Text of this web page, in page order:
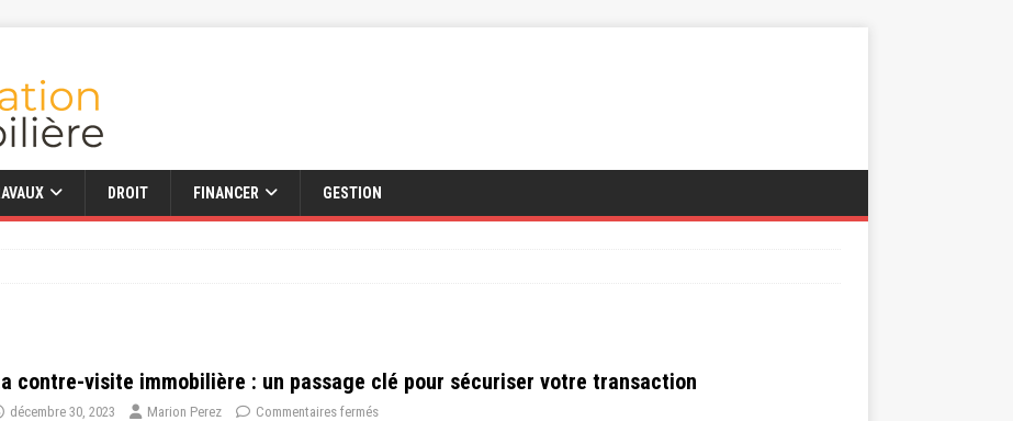
DROIT FINANCER GESTION
contre-visite immobilière : un passage clé pour sécuriser votre transaction
décembre 30, 2023 Marion Perez Commentaires fermés